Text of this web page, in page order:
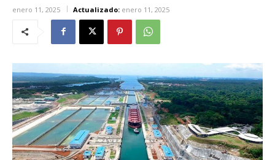
enero 11, 2025 Actualizado: enero 11, 2025